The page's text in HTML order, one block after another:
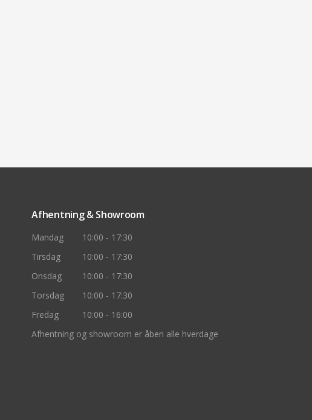
Afhentning & Showroom
Mandag
10:00 - 17:30
Tirsdag
10:00 - 17:30
Onsdag
10:00 - 17:30
Torsdag
10:00 - 17:30
Fredag
10:00 - 16:00
Afhentning og showroom er åben alle hverdage